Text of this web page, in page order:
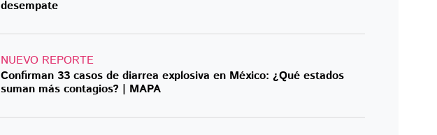
desempate
NUEVO REPORTE
Confirman 33 casos de diarrea explosiva en México: ¿Qué estados
suman más contagios? | MAPA